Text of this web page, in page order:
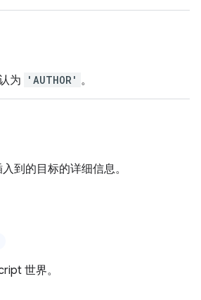
为 'AUTHOR' 。
到的目标的详细信息。
世界。